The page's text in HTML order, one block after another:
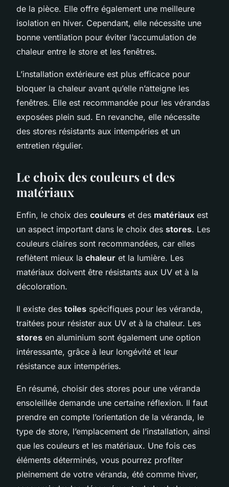
de la pièce. Elle offre également une meilleure
isolation en hiver. Cependant, elle nécessite une
bonne ventilation pour éviter l’accumulation de
chaleur entre le store et les fenêtres.
L’installation extérieure est plus efficace pour
bloquer la chaleur avant qu’elle n’atteigne les
fenêtres. Elle est recommandée pour les vérandas
exposées plein sud. En revanche, elle nécessite
des stores résistants aux intempéries et un
entretien régulier.
Le choix des couleurs et des
matériaux
Enfin, le choix des couleurs et des matériaux est
un aspect important dans le choix des stores. Les
couleurs claires sont recommandées, car elles
reflètent mieux la chaleur et la lumière. Les
matériaux doivent être résistants aux UV et à la
décoloration.
Il existe des toiles spécifiques pour les véranda,
traitées pour résister aux UV et à la chaleur. Les
stores en aluminium sont également une option
intéressante, grâce à leur longévité et leur
résistance aux intempéries.
En résumé, choisir des stores pour une véranda
ensoleillée demande une certaine réflexion. Il faut
prendre en compte l’orientation de la véranda, le
type de store, l’emplacement de l’installation, ainsi
que les couleurs et les matériaux. Une fois ces
éléments déterminés, vous pourrez profiter
pleinement de votre véranda, été comme hiver,